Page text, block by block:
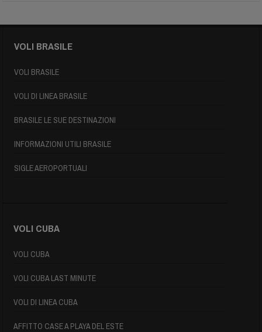
VOLI BRASILE
VOLI BRASILE
VOLI DI LINEA BRASILE
BRASILE LE SUE DESTINAZIONI
INFORMAZIONI UTILI BRASILE
SIGLE AEROPORTUALI
VOLI CUBA
VOLI CUBA
VOLI CUBA LAST MINUTE
VOLI DI LINEA CUBA
AFFITTO CASE A PLAYA DEL ESTE